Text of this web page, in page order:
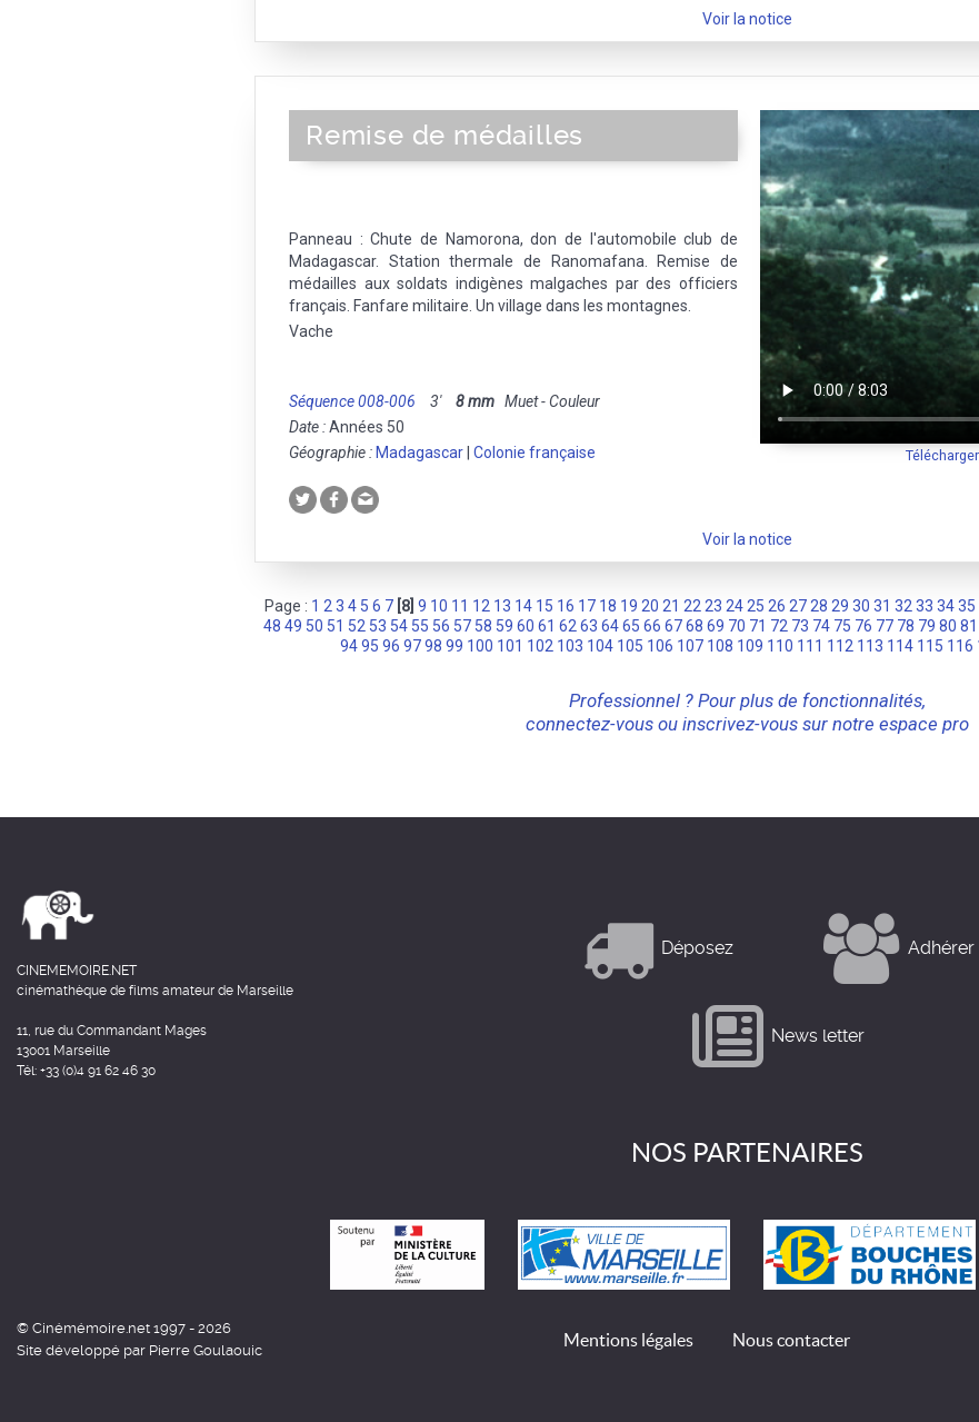
Voir la notice
Remise de médailles
Panneau : Chute de Namorona, don de l'automobile club de
Madagascar. Station thermale de Ranomafana. Remise de
médailles aux soldats indigènes malgaches par des officiers
français. Fanfare militaire. Un village dans les montagnes.
Vache
Séquence 008-006 3' 8 mm Muet - Couleur
Date :Années 50
Géographie : Madagascar Colonie française
Voir la notice
Page : 1 2 3 4 5 6 7 [8] 9 10 11 12 13 14 15 16 17 18 19 20 21 22 23 24 25 26 27 28 29 30 31 32 33 3435
48 49 50 51 52 53 54 55 56 57 58 59 60 61 62 63 64 65 66 67 68 69 70 71 72 73 74 75 76 77 78 79 80 81
9495 96 9798 99 100 101 102 103 104 105 106 107 108 109 110 111 112 113 114 115 116
Professionnel ? Pour plus de fonctionnalités,
connectez-vous ou inscrivez-vous sur notre espace pro
CINEMEMOIRE.NET
cinémathèque de films amateur de Marseille
11, rue du Commandant Mages
13001 Marseille
Tél: +33 (0)4 91 62 46 30
Déposez Adhérer
News letter
NOS PARTENAIRES
© Cinémémoire.net 1997 - 2026
Site développé par Pierre Goulaouic
Mentions légales Nous contacter